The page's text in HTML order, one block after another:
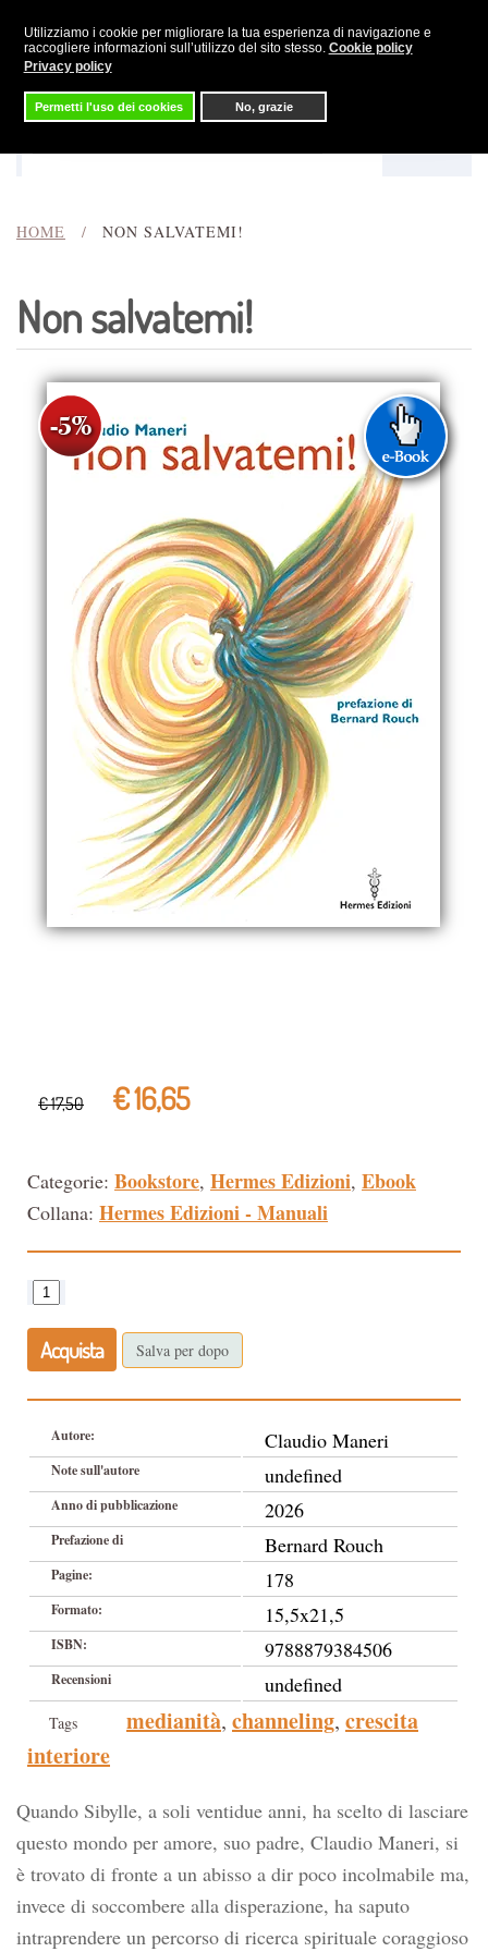
Utilizziamo i cookie per migliorare la tua esperienza di navigazione e
raccogliere informazioni sull’utilizzo del sito stesso. Cookie policy
Privacy policy
Permetti l'uso dei cookies No, grazie
Skip to main content
HOME NON SALVATEMI!
Non salvatemi!
€ 17,50 € 16,65
Categorie: Bookstore, Hermes Edizioni, Ebook
Collana: Hermes Edizioni - Manuali
Acquista Salva per dopo
Autore: Claudio Maneri
Note sull'autore undefined
Anno di pubblicazione 2026
Prefazione di Bernard Rouch
Pagine: 178
Formato: 15,5x21,5
ISBN: 9788879384506
Recensioni undefined
Tags medianità, channeling, crescita
interiore
Quando Sibylle, a soli ventidue anni, ha scelto di lasciare
questo mondo per amore, suo padre, Claudio Maneri, si
è trovato di fronte a un abisso a dir poco incolmabile ma,
invece di soccombere alla disperazione, ha saputo
intraprendere un percorso di ricerca spirituale coraggioso